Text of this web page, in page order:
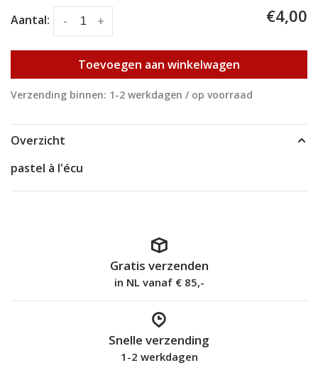
Aantal: +
- €4,00
Toevoegen aan winkelwagen
Verzending binnen: 1-2 werkdagen / op voorraad
Overzicht
pastel à l'écu
Gratis verzenden
in NL vanaf € 85,-
Snelle verzending
1-2 werkdagen